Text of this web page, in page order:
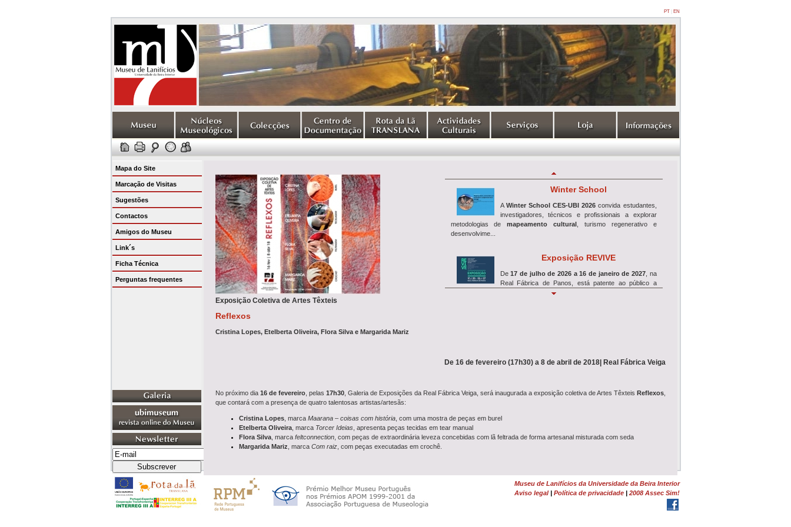
PT| EN
Mapa do Site
Marcação de Visitas
Sugestões
Contactos
Amigos do Museu
Link´s
Ficha Técnica
Perguntas frequentes
Winter School
A Winter School CES-UBI 2026 convida estudantes,
investigadores, técnicos e profissionais a explorar
metodologias demapeamento cultural , turismo regenerativo e
desenvolvime...
Exposição REVIVE
De17 de julho de 2026 a 16 de janeiro de 2027, na
Real Fábrica de Panos, está patente ao público a
A oficinaWOOL É COOLruma ao Dominguiso no dia
Tosquia e Feltragem
Exposição Coletiva de Artes Têxteis
Reflexos
Cristina Lopes, Etelberta Oliveira, Flora Silva e Margarida Mariz
De 16 de fevereiro (17h30) a 8 de abril de 2018| Real Fábrica Veiga
No próximo dia 16 de fevereiro, pelas 17h30, Galeria de Exposições da Real Fábrica Veiga, será inaugurada a exposição coletiva de Artes Têxteis Reflexos,
que contará com a presença de quatro talentosas artistas/artesãs:
Cristina Lopes, marca Maarana – coisas com história, com uma mostra de peças em burel
Etelberta Oliveira, marca Torcer Ideias, apresenta peças tecidas em tear manual
Flora Silva, marca feltconnection, com peças de extraordinária leveza concebidas com lã feltrada de forma artesanal misturada com seda
Margarida Mariz , marca Com raiz, com peças executadas em crochê.
Sinopse
Por entre luz e formas, surgem reflexos que cada um perceciona de forma diferente.
Apresentam-se nesta exposição:
Museu de Lanifícios da Universidade da Beira Interior
Aviso legal | Política de privacidade | 2008 Assec Sim!